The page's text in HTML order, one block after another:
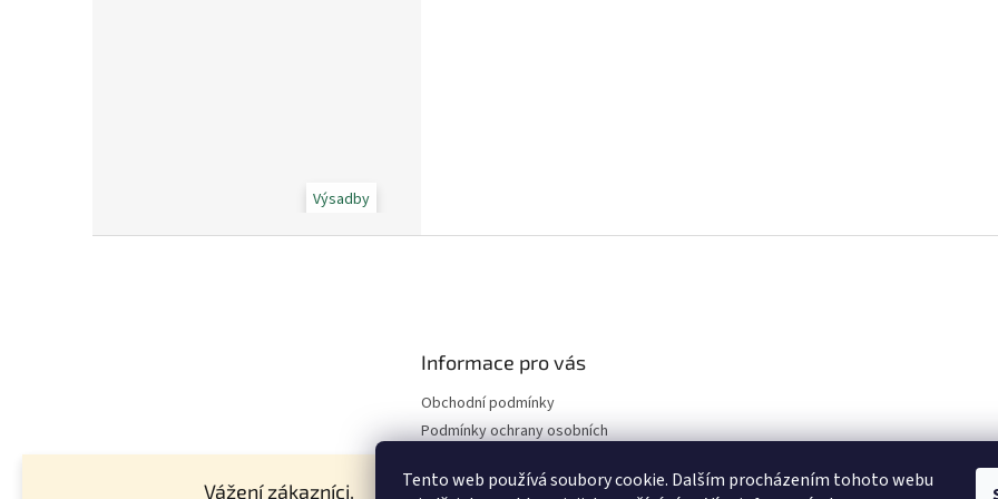
Tento web používá soubory cookie. Dalším procházením tohoto webu
Vážení zákazníci,
Výsadby
Informace pro vás
Obchodní podmínky
Podmínky ochrany osobních
Hnojivo - základní informace